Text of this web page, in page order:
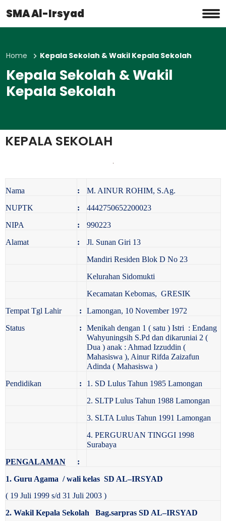
SMA Al-Irsyad
Home Kepala Sekolah & Wakil Kepala Sekolah
Kepala Sekolah & Wakil
Kepala Sekolah
KEPALA SEKOLAH
Nama :
M. AINUR ROHIM, S.Ag.
NUPTK
:
4442750652200023
NIPA
:
990223
Alamat
:
Jl. Sunan Giri 13
Mandiri Residen Blok D No 23
Kelurahan Sidomukti
Kecamatan Kebomas, GRESIK
Tempat Tgl Lahir
:
Lamongan, 10 November 1972
Status
:
Menikah dengan 1 ( satu ) Istri : Endang
Wahyuningsih S.Pd dan dikaruniai 2 (
Dua ) anak : Ahmad Izzuddin (
Mahasiswa ), Ainur Rifda Zaizafun
Adinda ( Mahasiswa )
Pendidikan
:
1. SD Lulus Tahun 1985 Lamongan
2. SLTP Lulus Tahun 1988 Lamongan
3. SLTA Lulus Tahun 1991 Lamongan
4. PERGURUAN TINGGI 1998
Surabaya
PENGALAMAN
:
1. Guru Agama / wali kelas SD AL–IRSYAD
( 19 Juli 1999 s/d 31 Juli 2003 )
2. Wakil Kepala Sekolah Bag.sarpras SD AL–IRSYAD